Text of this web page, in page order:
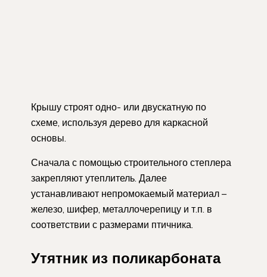
Крышу строят одно- или двускатную по
схеме, используя дерево для каркасной
основы.
Сначала с помощью строительного степлера
закрепляют утеплитель. Далее
устанавливают непромокаемый материал –
железо, шифер, металлочерепицу и т.п. в
соответствии с размерами птичника.
Утятник из поликарбоната